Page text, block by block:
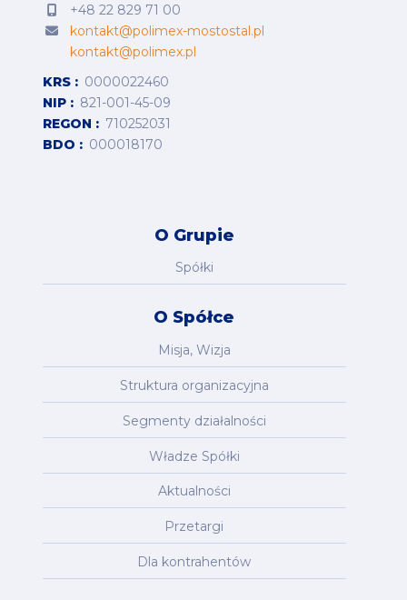
+48 22 829 71 00
kontakt@polimex-mostostal.pl
kontakt@polimex.pl
KRS
0000022460
NIP
821-001-45-09
REGON
710252031
BDO
000018170
O Grupie
Spółki
O Spółce
Misja, Wizja
Struktura organizacyjna
Segmenty działalności
Władze Spółki
Aktualności
Przetargi
Dla kontrahentów